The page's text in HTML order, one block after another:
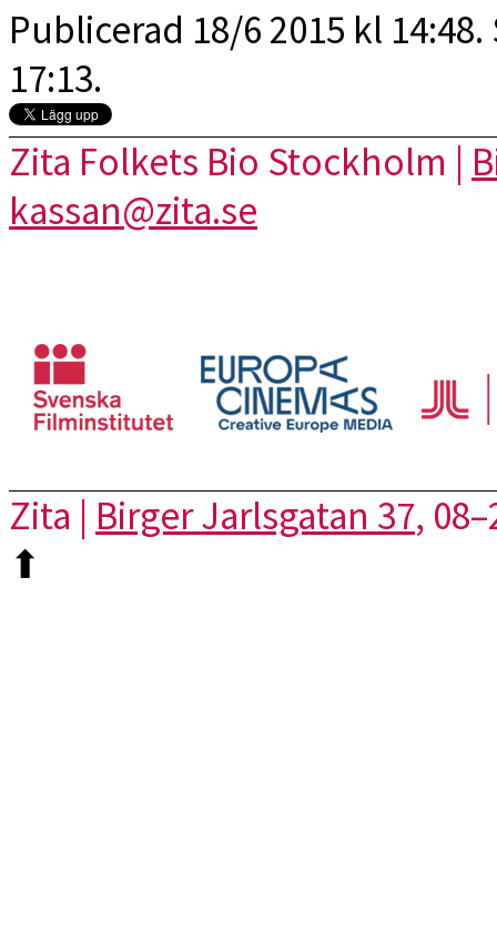
Publicerad 18/6 2015 kl
17:13.
Zita Folkets Bio Stockholm |
kassan@zita.se
Zita | Birger Jarlsgatan 37,
⬆︎